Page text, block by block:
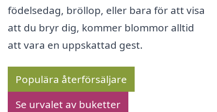
födelsedag, bröllop, eller bara för att visa
att du bryr dig, kommer blommor alltid
att vara en uppskattad gest.
Populära återförsäljare
Se urvalet av buketter